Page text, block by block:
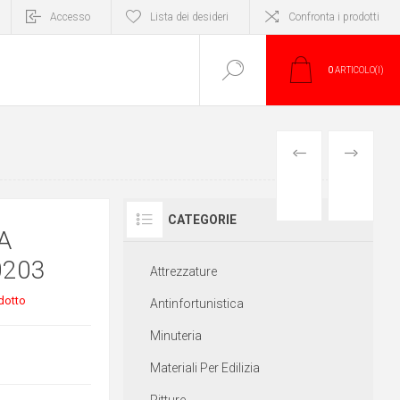
Accesso Lista dei desideri Confronta i prodotti
0ARTICOLO(I)
PRODOTTO
CATEGORIE
Attrezzature
Antinfortunistica
Minuteria
Materiali Per Edilizia